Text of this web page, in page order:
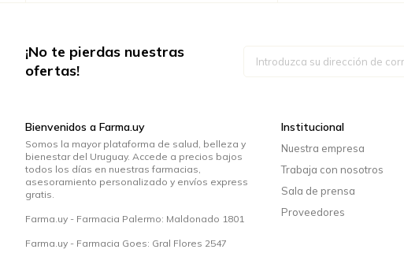
¡No te pierdas nuestras
ofertas!
Bienvenidos a Farma.uy
Somos la mayor plataforma de salud, belleza y
bienestar del Uruguay. Accede a precios bajos
todos los días en nuestras farmacias,
asesoramiento personalizado y envíos express
gratis.
Farma.uy - Farmacia Palermo: Maldonado 1801
Farma.uy - Farmacia Goes: Gral Flores 2547
Institucional
Nuestra empresa
Trabaja con nosotros
Sala de prensa
Proveedores